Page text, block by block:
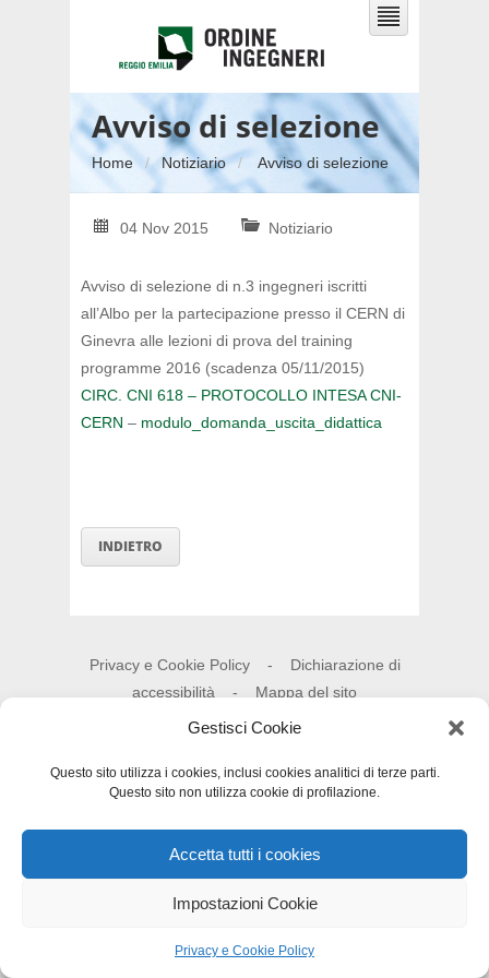
Gestisci Cookie
Questo sito utilizza i cookies, inclusi cookies analitici di terze parti.
Questo sito non utilizza cookie di profilazione.
Accetta tutti i cookies
Impostazioni Cookie
Privacy e Cookie Policy
Avviso di selezione
Home Notiziario Avviso di selezione
04 Nov 2015 Notiziario
Avviso di selezione di n.3 ingegneri iscritti
all’Albo per la partecipazione presso il CERN di
Ginevra alle lezioni di prova del training
programme 2016 (scadenza 05/11/2015)
CIRC. CNI 618 – PROTOCOLLO INTESA CNI-
CERN – modulo_domanda_uscita_didattica
INDIETRO
Privacy e Cookie Policy- Dichiarazione di
accessibilità - Mappa del sito